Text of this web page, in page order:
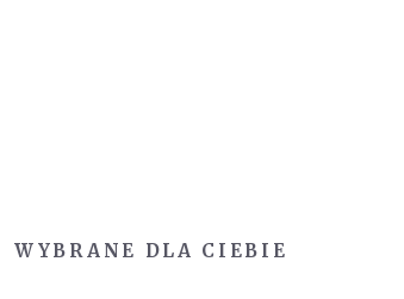
WYBRANE DLA CIEBIE